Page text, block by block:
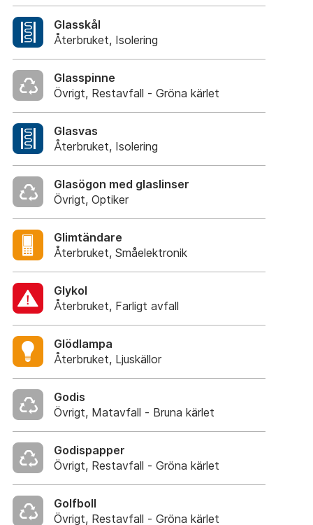
Glasskål
Återbruket, Isolering
Glasspinne
Övrigt, Restavfall - Gröna kärlet
Glasvas
Återbruket, Isolering
Glasögon med glaslinser
Övrigt, Optiker
Glimtändare
Återbruket, Småelektronik
Glykol
Återbruket, Farligt avfall
Glödlampa
Återbruket, Ljuskällor
Godis
Övrigt, Matavfall - Bruna kärlet
Godispapper
Övrigt, Restavfall - Gröna kärlet
Golfboll
Övrigt, Restavfall - Gröna kärlet